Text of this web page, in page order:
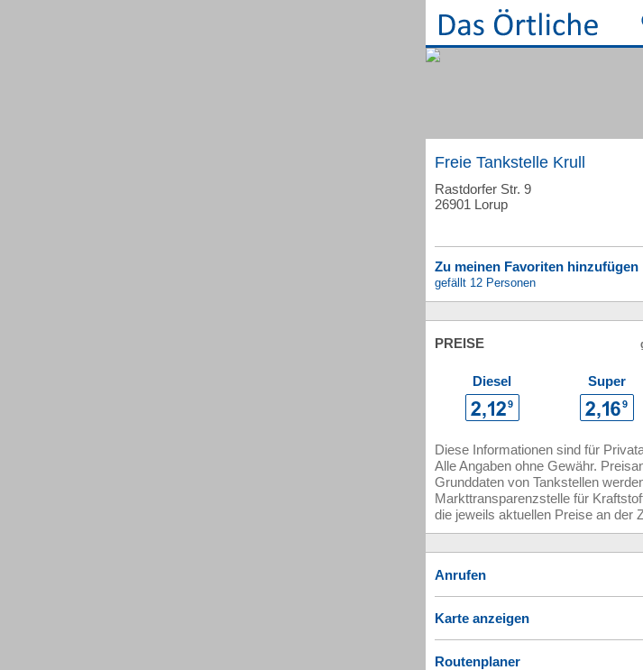
Freie Tankstelle Krull
Rastdorfer Str. 9
26901 Lorup
Zu meinen Favoriten hinzufügen
gefällt 12 Personen
PREISE
Diesel Super
Diese Informationen sind für
Alle Angaben ohne Gewähr.
Grunddaten von Tankstellen
Markttransparenzstelle für
die jeweils aktuellen Preise an der
Anrufen
Karte anzeigen
Routenplaner